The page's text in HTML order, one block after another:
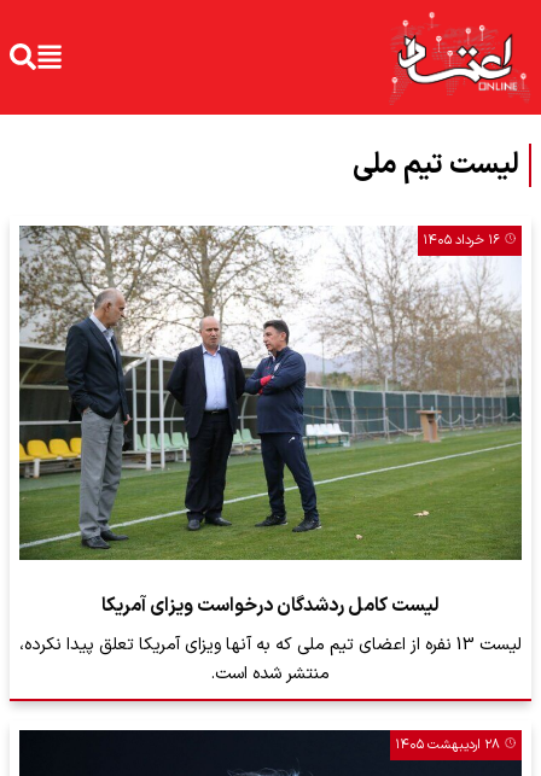
لیست تیم ملی
۱۶ خرداد ۱۴۰۵
لیست کامل ردشدگان درخواست ویزای آمریکا
لیست 13 نفره از اعضای تیم ملی که به آنها ویزای آمریکا تعلق پیدا نکرده،
منتشر شده است.
۲۸ اردیبهشت ۱۴۰۵